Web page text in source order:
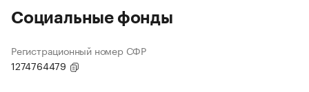
Социальные фонды
Регистрационный номер СФР
1274764479